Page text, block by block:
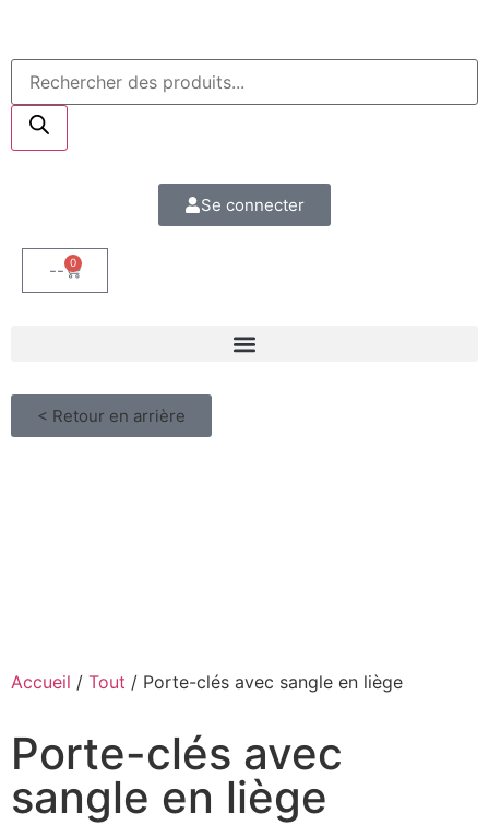
Se connecter
-- 0
< Retour en arrière
Accueil / Tout / Porte-clés avec sangle en liège
Porte-clés avec
sangle en liège